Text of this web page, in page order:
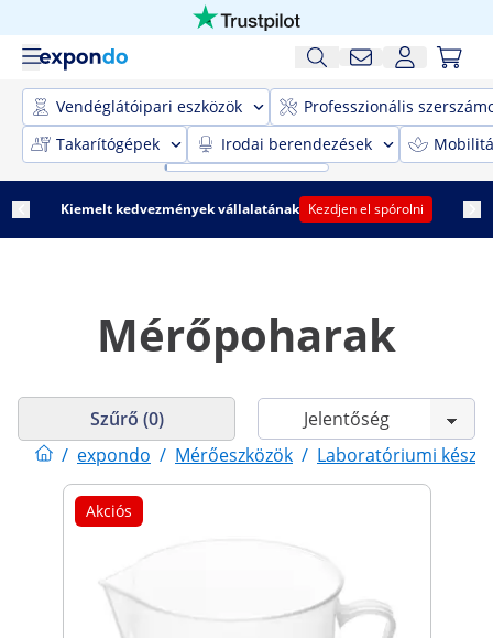
Vendéglátóipari eszközök
Professzionális
Takarítógépek
Irodai berendezések
Kiemelt kedvezmények vállalatának Kezdjen el spórolni
Mérőpoharak
/ expondo / Mérőeszközök / Laboratóriumi
Szűrő (0)
Akciós